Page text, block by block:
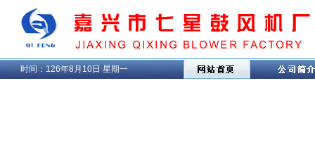
时间： 126年8月10日 星期一